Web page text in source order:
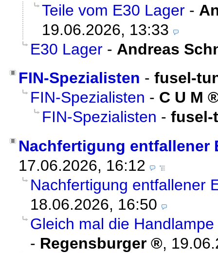
Teile vom E30 Lager -
19.06.2026, 13:33
E30 Lager - Andreas
FIN-Spezialisten - fusel-
FIN-Spezialisten - C U M
FIN-Spezialisten - fusel-
Nachfertigung entfallener
17.06.2026, 16:12
Nachfertigung entfallener
18.06.2026, 16:50
Gleich mal die
- Regensburger ,